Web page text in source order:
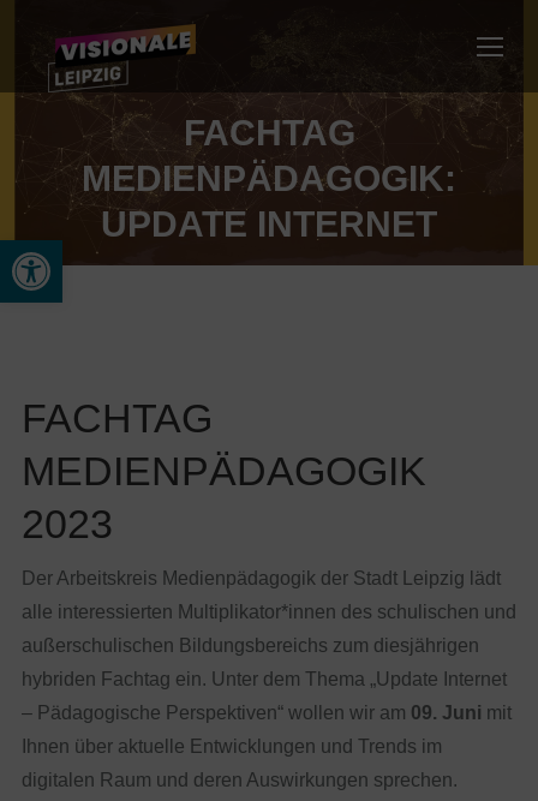
Werkzeugleiste öffnen
FACHTAG
MEDIENPÄDAGOGIK:
UPDATE INTERNET
FACHTAG
MEDIENPÄDAGOGIK
2023
Der Arbeitskreis Medienpädagogik der Stadt Leipzig lädt
alle interessierten Multiplikator*innen des schulischen und
außerschulischen Bildungsbereichs zum diesjährigen
hybriden Fachtag ein. Unter dem Thema „Update Internet
– Pädagogische Perspektiven“ wollen wir am 09. Juni mit
Ihnen über aktuelle Entwicklungen und Trends im
digitalen Raum und deren Auswirkungen sprechen.